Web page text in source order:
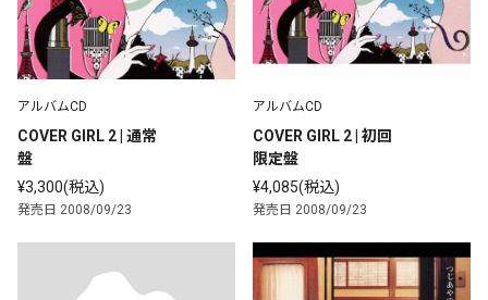
アルバムCD
COVER GIRL 2 | 通常
盤
¥3,300(税込)
発売日 2008/09/23
アルバムCD
COVER GIRL 2 | 初回
限定盤
¥4,085(税込)
発売日 2008/09/23